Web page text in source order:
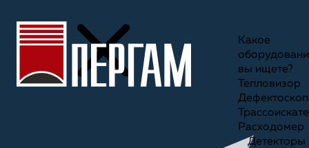
Какое
вы ищете?
Тепловизор
Дефектоскоп
Расходомер
Детекторы